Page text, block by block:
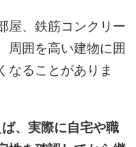
屋、鉄筋コンクリー
周囲を高い建物に囲
なることがありま
、実際に自宅や職